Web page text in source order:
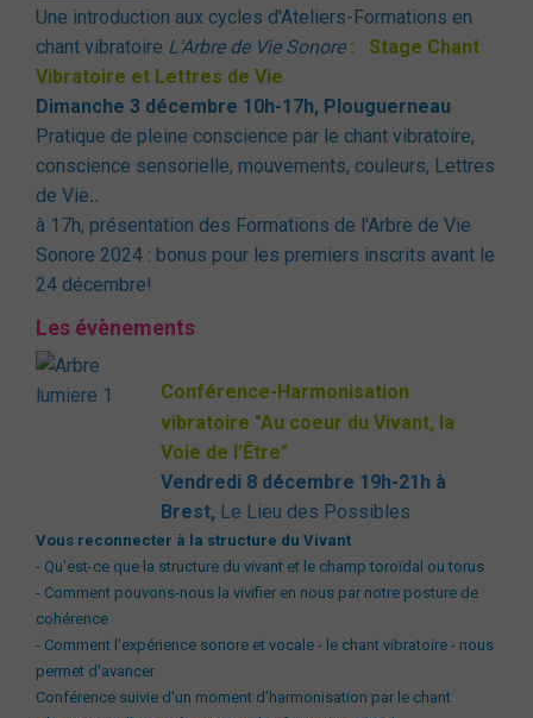
Une introduction aux cycles d'Ateliers-Formations en
chant vibratoire L'Arbre de Vie Sonore: Stage Chant
Vibratoire et Lettres de Vie
Dimanche 3 décembre 10h-17h, Plouguerneau
Pratique de pleine conscience par le chant vibratoire,
conscience sensorielle, mouvements, couleurs, Lettres
de Vie..
à 17h, présentation des Formations de l'Arbre de Vie
Sonore 2024 : bonus pour les premiers inscrits avant le
24 décembre!
Les évènements
Conférence-Harmonisation
vibratoire "Au coeur du Vivant, la
Voie de l'Être"
Vendredi 8 décembre 19h-21h à
Brest, Le Lieu des Possibles
Vous reconnecter à la structure du Vivant
- Qu'est-ce que la structure du vivant et le champ toroïdal ou torus
- Comment pouvons-nous la vivifier en nous par notre posture de
cohérence
- Comment l'expérience sonore et vocale - le chant vibratoire - nous
permet d'avancer
Conférence suivie d'un moment d'harmonisation par le chant